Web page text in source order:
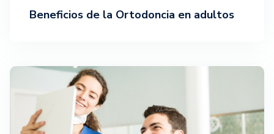
Beneficios de la Ortodoncia en adultos